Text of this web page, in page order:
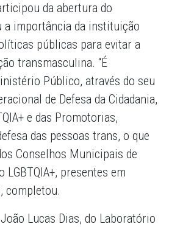
da abertura do
a importância da instituição
públicas para evitar a
transmasculina. “É
Público, através do seu
de Defesa da Cidadania,
e das Promotorias,
das pessoas trans, o que
Conselhos Municipais de
LGBTQIA+, presentes em
completou.
Lucas Dias, do Laboratório